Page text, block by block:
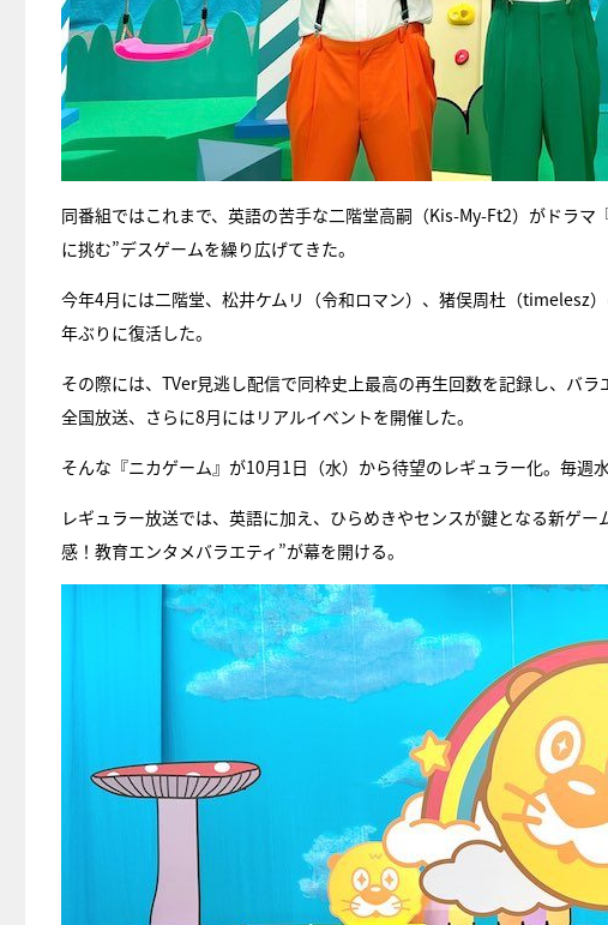
同番組ではこれまで、英語の苦手な二階堂高嗣（Kis-My-Ft2）がドラ
に挑む”デスゲームを繰り広げてきた。
今年4月には二階堂、松井ケムリ（令和ロマン）、猪俣周杜（timelesz
年ぶりに復活した。
その際には、TVer見逃し配信で同枠史上最高の再生回数を記録し、バ
全国放送、さらに8月にはリアルイベントを開催した。
そんな『ニカゲーム』が10月1日（水）から待望のレギュラー化。毎週
レギュラー放送では、英語に加え、ひらめきやセンスが鍵となる新ゲ
感！教育エンタメバラエティ”が幕を開ける。